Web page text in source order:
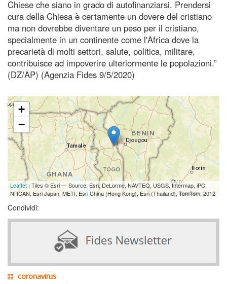
Chiese che siano in grado di autofinanziarsi. Prendersi
cura della Chiesa è certamente un dovere del cristiano
ma non dovrebbe diventare un peso per il cristiano,
specialmente in un continente come l'Africa dove la
precarietà di molti settori, salute, politica, militare,
contribuisce ad impoverire ulteriormente le popolazioni.”
(DZ/AP) (Agenzia Fides 9/5/2020)
+
−
Leaflet | Tiles © Esri — Source: Esri, DeLorme, NAVTEQ, USGS, Intermap, iPC,
NRCAN, Esri Japan, METI, Esri China (Hong Kong), Esri (Thailand), TomTom, 2012
Condividi:
coronavirus